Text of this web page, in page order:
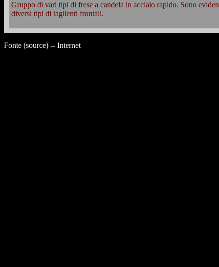
Gruppo di vari tipi di frese a candela in acciaio rapido. Sono
diversi tipi di taglienti frontali.
Fonte (source) -- Internet